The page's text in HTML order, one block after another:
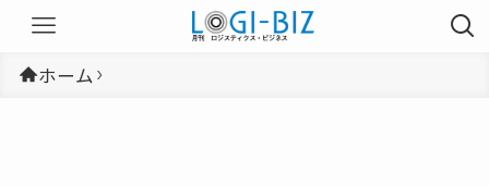
ホーム